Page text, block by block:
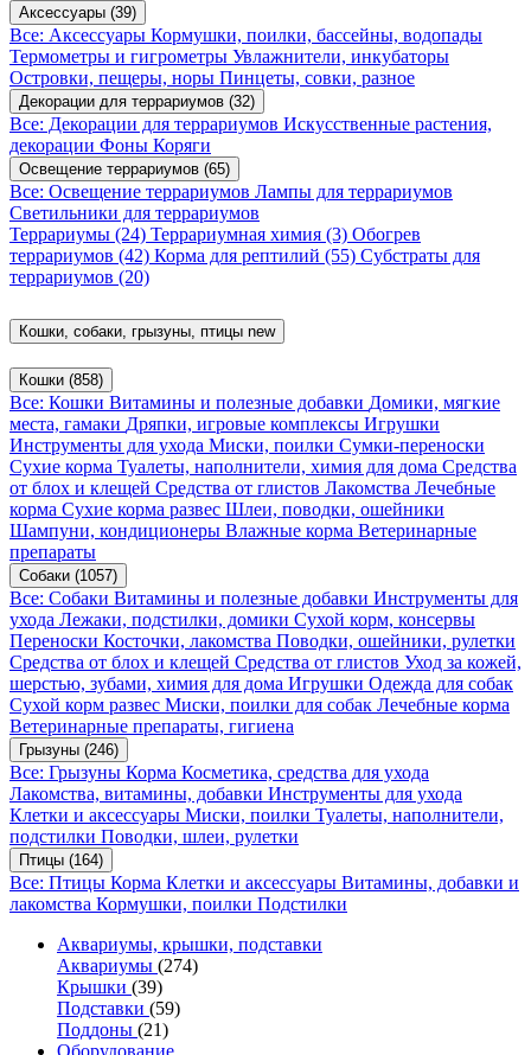
Аксессуары (39)
Все: Аксессуары Кормушки, поилки, бассейны, водопады
Термометры и гигрометры Увлажнители, инкубаторы
Островки, пещеры, норы Пинцеты, совки, разное
Декорации для террариумов (32)
Все: Декорации для террариумов Искусственные растения,
декорации Фоны Коряги
Освещение террариумов (65)
Все: Освещение террариумов Лампы для террариумов
Светильники для террариумов
Террариумы (24) Террариумная химия (3) Обогрев
террариумов (42) Корма для рептилий (55) Субстраты для
террариумов (20)
Кошки, собаки, грызуны, птицы new
Кошки (858)
Все: Кошки Витамины и полезные добавки Домики, мягкие
места, гамаки Дряпки, игровые комплексы Игрушки
Инструменты для ухода Миски, поилки Сумки-переноски
Сухие корма Туалеты, наполнители, химия для дома Средства
от блох и клещей Средства от глистов Лакомства Лечебные
корма Сухие корма развес Шлеи, поводки, ошейники
Шампуни, кондиционеры Влажные корма Ветеринарные
препараты
Собаки (1057)
Все: Собаки Витамины и полезные добавки Инструменты для
ухода Лежаки, подстилки, домики Сухой корм, консервы
Переноски Косточки, лакомства Поводки, ошейники, рулетки
Средства от блох и клещей Средства от глистов Уход за кожей,
шерстью, зубами, химия для дома Игрушки Одежда для собак
Сухой корм развес Миски, поилки для собак Лечебные корма
Ветеринарные препараты, гигиена
Грызуны (246)
Все: Грызуны Корма Косметика, средства для ухода
Лакомства, витамины, добавки Инструменты для ухода
Клетки и аксессуары Миски, поилки Туалеты, наполнители,
подстилки Поводки, шлеи, рулетки
Птицы (164)
Все: Птицы Корма Клетки и аксессуары Витамины, добавки и
лакомства Кормушки, поилки Подстилки
Аквариумы, крышки, подставки
Аквариумы (274)
Крышки (39)
Подставки (59)
Поддоны (21)
Оборудование